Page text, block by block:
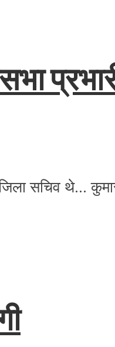
सचिव थे…